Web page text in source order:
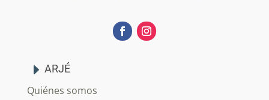
ARJÉ
Quiénes somos